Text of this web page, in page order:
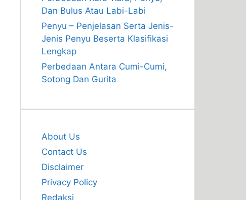
Dan Bulus Atau Labi-Labi
Penyu – Penjelasan Serta Jenis-
Jenis Penyu Beserta Klasifikasi
Lengkap
Perbedaan Antara Cumi-Cumi,
Sotong Dan Gurita
About Us
Contact Us
Disclaimer
Privacy Policy
Redaksi